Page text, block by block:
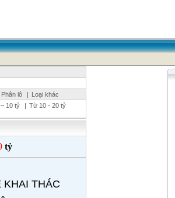
lô | Loại khác
10 tỷ | Từ 10 - 20 tỷ
tỷ
KHAI THÁC